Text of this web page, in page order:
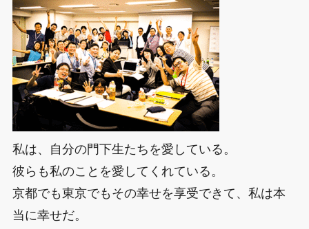
私は、自分の門下生たちを愛している。
彼らも私のことを愛してくれている。
京都でも東京でもその幸せを享受できて、私は本
当に幸せだ。